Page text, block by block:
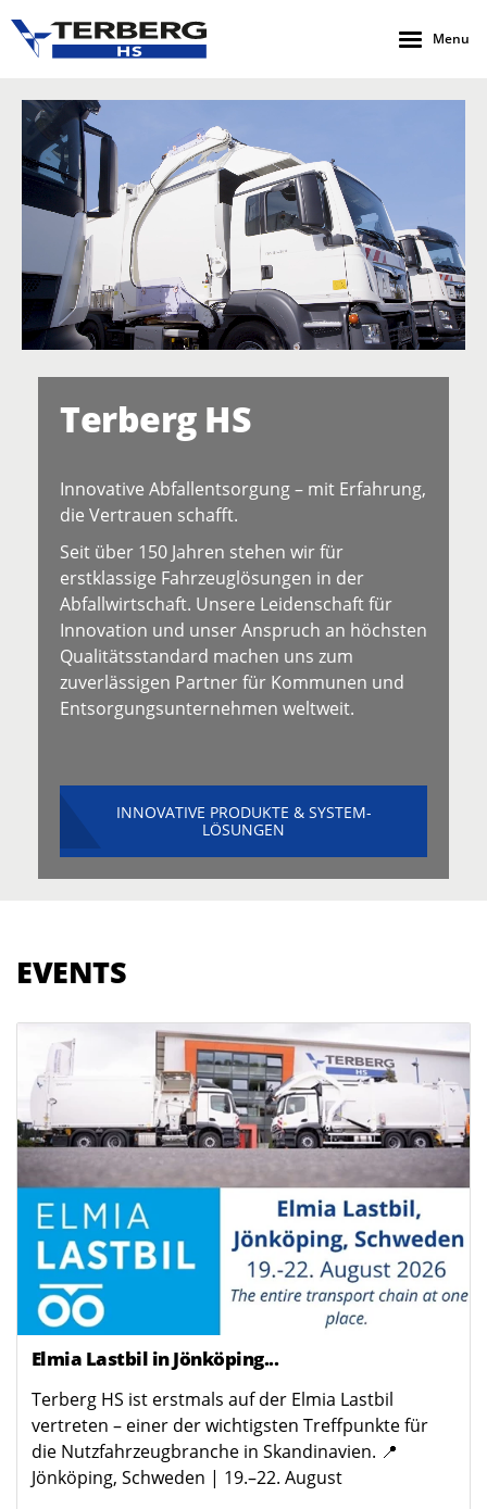
Menu
Terberg HS
Innovative Abfallentsorgung – mit Erfahrung,
die Vertrauen schafft.
Seit über 150 Jahren stehen wir für
erstklassige Fahrzeuglösungen in der
Abfallwirtschaft. Unsere Leidenschaft für
Innovation und unser Anspruch an höchsten
Qualitätsstandard machen uns zum
zuverlässigen Partner für Kommunen und
Entsorgungsunternehmen weltweit.
INNOVATIVE PRODUKTE & SYSTEM-
LÖSUNGEN
EVENTS
Elmia Lastbil in Jönköping...
Terberg HS ist erstmals auf der Elmia Lastbil
vertreten – einer der wichtigsten Treffpunkte für
die Nutzfahrzeugbranche in Skandinavien. 📍
Jönköping, Schweden | 19.–22. August